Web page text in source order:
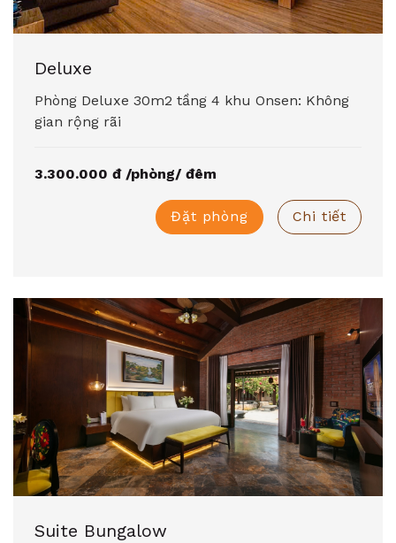
Deluxe
Phòng Deluxe 30m2 tầng 4 khu Onsen: Không
gian rộng rãi
3.300.000 đ /phòng/ đêm
Đặt phòng Chi tiết
Suite Bungalow